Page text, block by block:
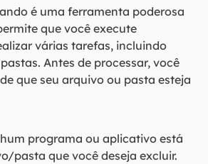
é uma ferramenta poderosa
que você execute
várias tarefas, incluindo
Antes de processar, você
que seu arquivo ou pasta esteja
programa ou aplicativo está
pasta que você deseja excluir.